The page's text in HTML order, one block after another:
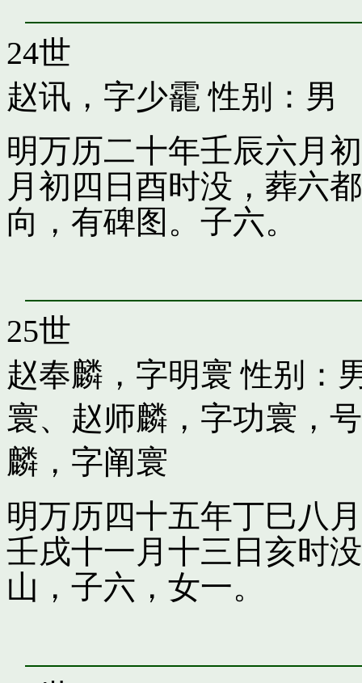
24世
赵讯，字少靇 性别：男
明万历二十年壬辰六月
月初四日酉时没，葬六
向，有碑图。子六。
25世
赵奉麟，字明寰 性别：
寰、 赵师麟，字功寰，
麟，字阐寰
明万历四十五年丁巳八
壬戌十一月十三日亥时
山，子六，女一。